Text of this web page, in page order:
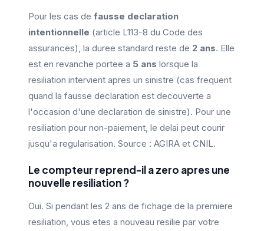
Pour les cas de fausse declaration
intentionnelle (article L113-8 du Code des
assurances), la duree standard reste de 2 ans. Elle
est en revanche portee a 5 ans lorsque la
resiliation intervient apres un sinistre (cas frequent
quand la fausse declaration est decouverte a
l'occasion d'une declaration de sinistre). Pour une
resiliation pour non-paiement, le delai peut courir
jusqu'a regularisation. Source : AGIRA et CNIL.
Le compteur reprend-il a zero apres une
nouvelle resiliation ?
Oui. Si pendant les 2 ans de fichage de la premiere
resiliation, vous etes a nouveau resilie par votre